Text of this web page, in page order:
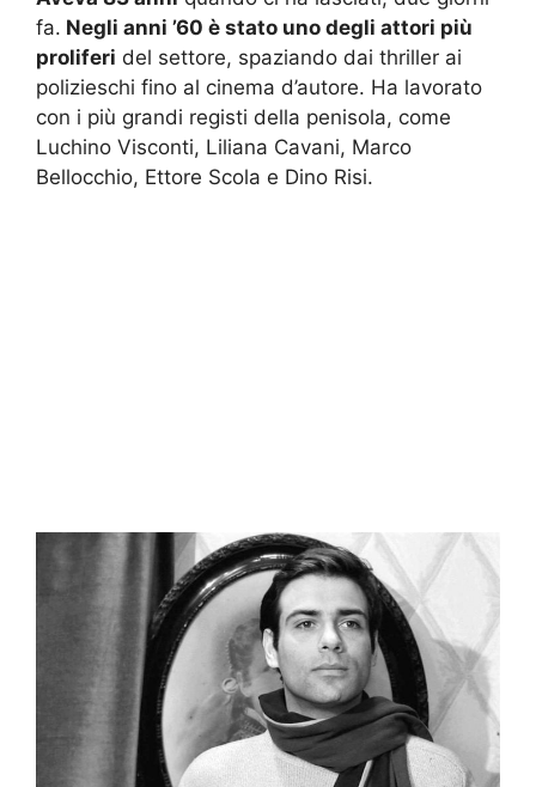
fa. Negli anni ’60 è stato uno degli attori più
proliferi del settore, spaziando dai thriller ai
polizieschi fino al cinema d’autore. Ha lavorato
con i più grandi registi della penisola, come
Luchino Visconti, Liliana Cavani, Marco
Bellocchio, Ettore Scola e Dino Risi.